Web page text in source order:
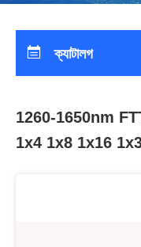
ক্যাটালগ
1260-1650nm
1x4 1x8 1x16